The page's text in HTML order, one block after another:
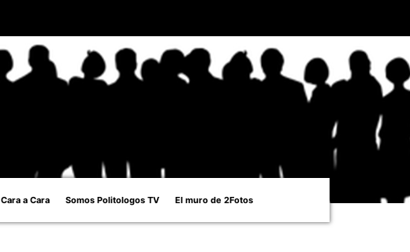
Cara a Cara Somos Politologos TV El muro de 2Fotos